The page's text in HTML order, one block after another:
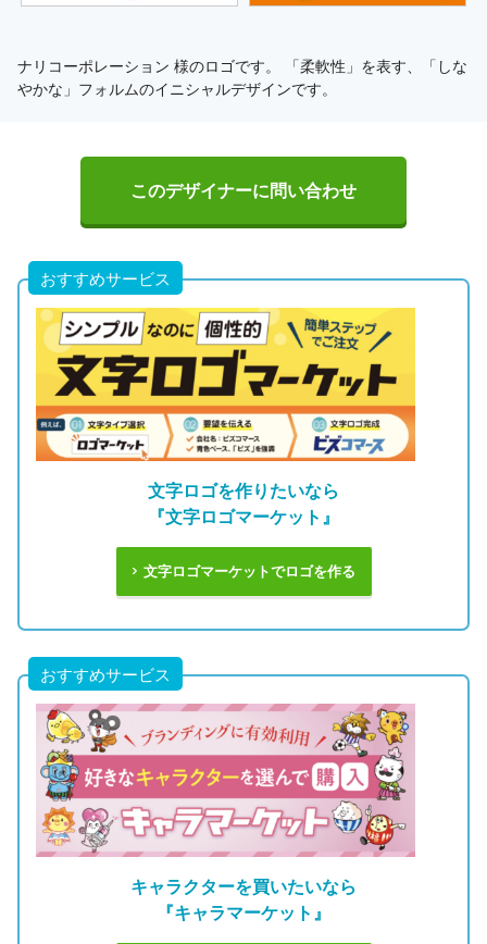
ナリコーポレーション 様のロゴです。 「柔軟性」を表す、「しな
やかな」フォルムのイニシャルデザインです。
このデザイナーに問い合わせ
おすすめサービス
文字ロゴを作りたいなら
『文字ロゴマーケット』
文字ロゴマーケットでロゴを作る
おすすめサービス
キャラクターを買いたいなら
『キャラマーケット』